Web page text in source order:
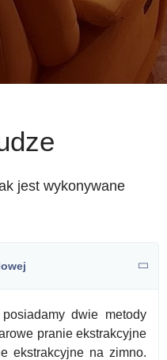
jest wykonywane
dwie metody
pranie ekstrakcyjne
ekstrakcyjne na zimno.